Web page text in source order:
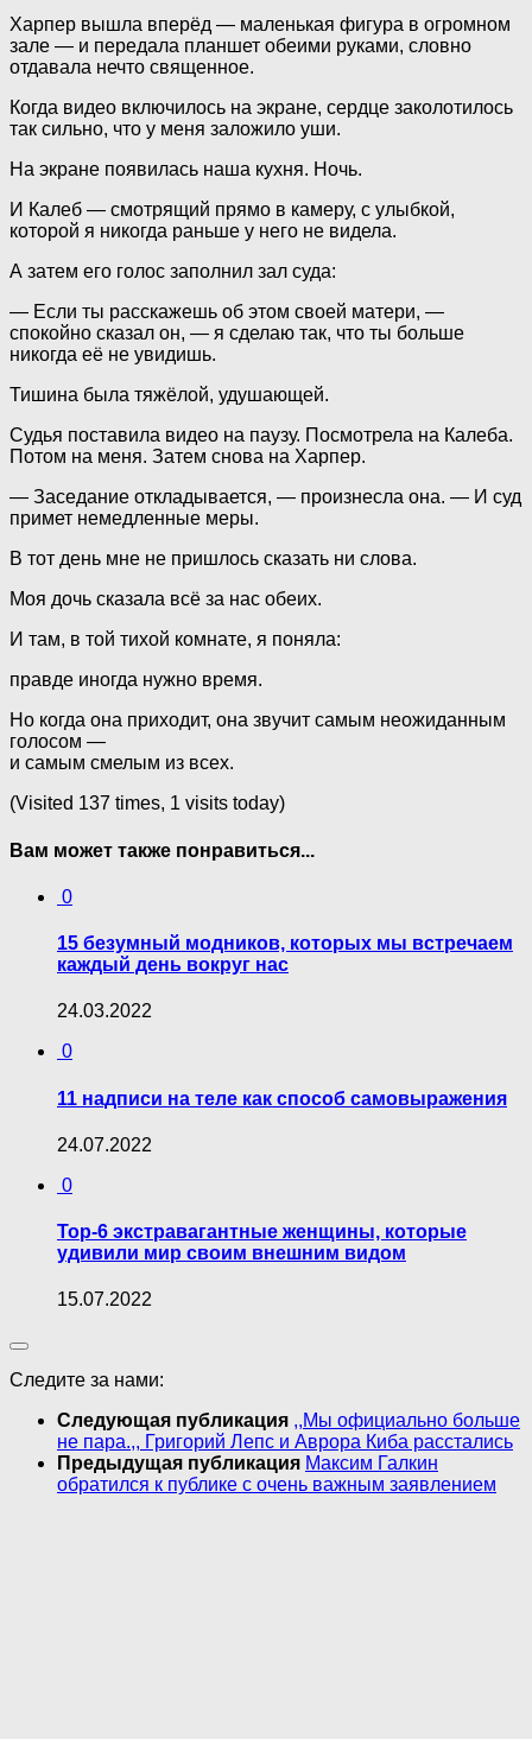
Харпер вышла вперёд — маленькая фигура в огромном
зале — и передала планшет обеими руками, словно
отдавала нечто священное.
Когда видео включилось на экране, сердце заколотилось
так сильно, что у меня заложило уши.
На экране появилась наша кухня. Ночь.
И Калеб — смотрящий прямо в камеру, с улыбкой,
которой я никогда раньше у него не видела.
А затем его голос заполнил зал суда:
— Если ты расскажешь об этом своей матери, —
спокойно сказал он, — я сделаю так, что ты больше
никогда её не увидишь.
Тишина была тяжёлой, удушающей.
Судья поставила видео на паузу. Посмотрела на Калеба.
Потом на меня. Затем снова на Харпер.
— Заседание откладывается, — произнесла она. — И суд
примет немедленные меры.
В тот день мне не пришлось сказать ни слова.
Моя дочь сказала всё за нас обеих.
И там, в той тихой комнате, я поняла:
правде иногда нужно время.
Но когда она приходит, она звучит самым неожиданным
голосом —
и самым смелым из всех.
(Visited 137 times, 1 visits today)
Вам может также понравиться...
0
15 безумный модников, которых мы встречаем
каждый день вокруг нас
24.03.2022
0
11 надписи на теле как способ самовыражения
24.07.2022
0
Top-6 экстравагантныe женщины, которые
удивили мир своим внешним видом
15.07.2022
Следите за нами:
Следующая публикация ,,Мы официально больше
не пара.,, Григорий Лепс и Аврора Киба расстались
Предыдущая публикация Максим Галкин
обратился к публике с очень важным заявлением